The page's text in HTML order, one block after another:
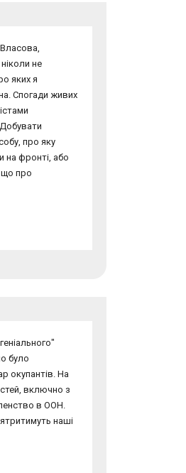
не
яких я
Спогади живих
про яку
на фронті, або
що про
було
окупантів. На
включно з
в ООН.
наші